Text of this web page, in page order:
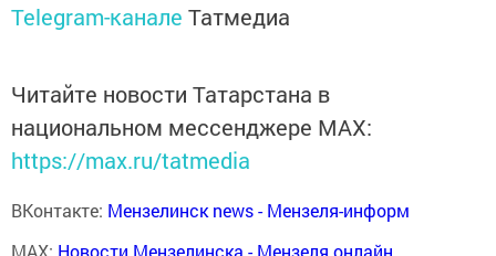
Telegram-канале Татмедиа
Читайте новости Татарстана в
национальном мессенджере MАХ:
https://max.ru/tatmedia
ВКонтакте: Мензелинск news - Мензеля-информ
MAX: Новости Мензелинска - Мензеля онлайн